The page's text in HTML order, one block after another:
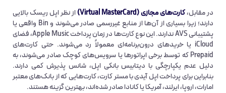
در مقابل،کارت‌های مجازی (Virtual MasterCard)
از نظر اپل ریسک بالایی
دارند؛ زیرا بسیاری از آن‌ها از منابع غیررسمی صادر می‌شوند و Bin واقعی یا
پشتیبانی AVS ندارند. این نوع کارت‌ها در زمان پرداخت Apple Music، فضای
iCloud یا خریدهای درون‌برنامه‌ای معمولاً رد می‌شوند. حتی کارت‌های
Prepaid که توسط برخی اپراتورها یا سرویس‌های کوچک صادر می‌شوند، به
دلیل عدم یکپارچگی با دیتابیس بانکی اپل، شانس پذیرش کمی دارند.
بنابراین برای پرداخت اپل آیدی با مستر کارت، کارت‌هایی که از بانک‌های معتبر
امارات، اروپا، ایرلند، آمریکا یا کانادا صادر شده‌اند، بهترین گزینه هستند.